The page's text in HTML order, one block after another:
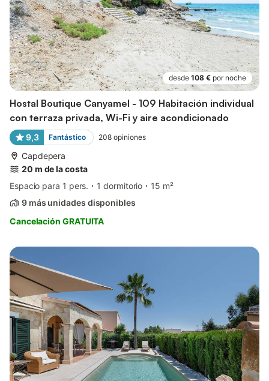
desde 108 € por noche
Hostal Boutique Canyamel - 109 Habitación individual
con terraza privada, Wi-Fi y aire acondicionado
9,3 Fantástico 208 opiniones
Capdepera
20 m de la costa
Espacio para 1 pers.
1 dormitorio
15 m²
9 más unidades disponibles
Cancelación GRATUITA